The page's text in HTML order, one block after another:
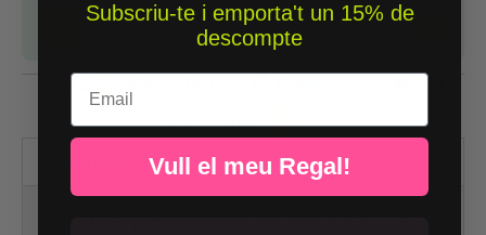
Tens dubtes? Escriu-nos
Responem per WhatsApp
COMPRA SEGURA
Detalls i mesures
Subscriu-te i emporta't un 15% de
descompte
Email
Vull el meu Regal!